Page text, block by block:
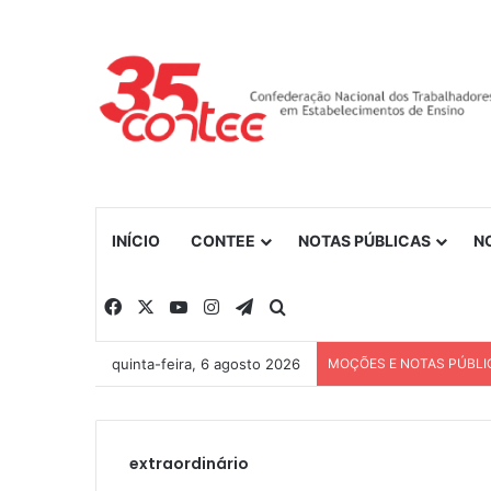
INÍCIO CONTEE NOTAS PÚBLICAS
Facebook YouTubeInstagramTelegram
quinta-feira, 6 agosto 2026 MOÇÕES E NOTAS
extraordinário